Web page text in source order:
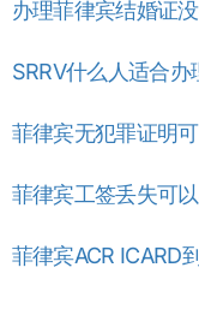
办理菲律宾结婚证
SRRV什么人适合办
菲律宾无犯罪证明
菲律宾工签丢失可
菲律宾ACR ICARD